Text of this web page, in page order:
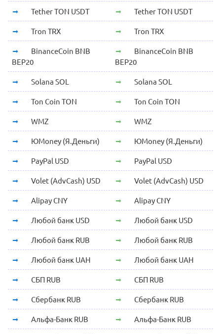
Tether TON USDT Tether TON USDT
Tron TRX Tron TRX
BinanceCoin BNB
BEP20
BinanceCoin BNB
BEP20
Solana SOL Solana SOL
Ton Coin TON Ton Coin TON
WMZ WMZ
ЮMoney (Я.Деньги) ЮMoney (Я.Деньги)
PayPal USD PayPal USD
Volet (AdvCash) USD Volet (AdvCash) USD
Alipay CNY Alipay CNY
Любой банк USD Любой банк USD
Любой банк RUB Любой банк RUB
Любой банк UAH Любой банк UAH
СБП RUB СБП RUB
Сбербанк RUB Сбербанк RUB
Альфа-Банк RUB Альфа-Банк RUB